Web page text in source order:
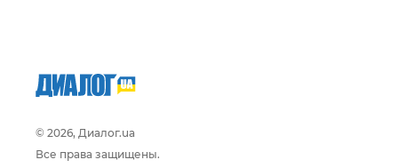
© 2026, Диалог.ua
Все права защищены.